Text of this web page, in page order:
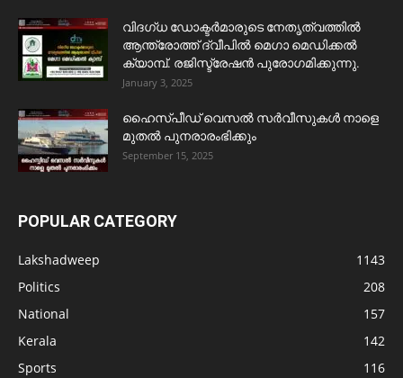
വിദഗ്ധ ഡോക്ടർമാരുടെ നേതൃത്വത്തിൽ
ആന്ത്രോത്ത് ദ്വീപിൽ മെഗാ മെഡിക്കൽ
ക്യാമ്പ്. രജിസ്ട്രേഷൻ പുരോഗമിക്കുന്നു.
January 3, 2025
ഹൈസ്പീഡ് വെസൽ സർവീസുകൾ നാളെ
മുതൽ പുനരാരംഭിക്കും
September 15, 2025
POPULAR CATEGORY
Lakshadweep
1143
Politics
208
National
157
Kerala
142
Sports
116